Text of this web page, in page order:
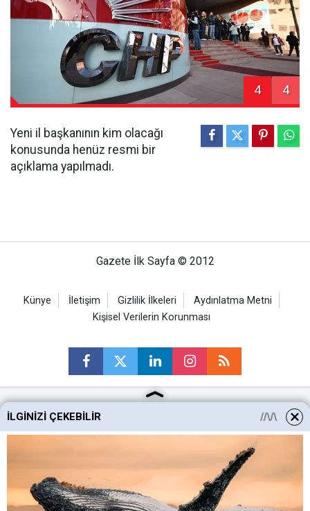
4 4
Yeni il başkanının kim olacağı
konusunda henüz resmi bir
açıklama yapılmadı.
Gazete İlk Sayfa © 2012
Künye İletişim Gizlilik İlkeleri
Aydınlatma Metni
Kişisel Verilerin Korunması
Ankara Haberleri
Sincan Haberleri
İLGINIZI ÇEKEBILIR